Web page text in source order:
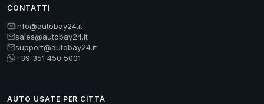
CONTATTI
info@autobay24.it
sales@autobay24.it
support@autobay24.it
+39 351 450 5001
AUTO USATE PER CITTÀ